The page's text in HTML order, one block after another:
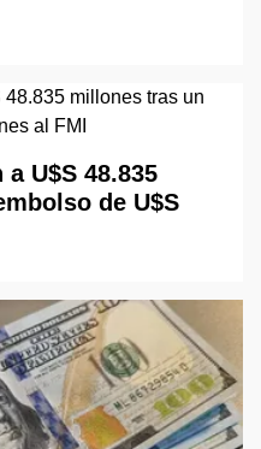
U$S 48.835
de U$S